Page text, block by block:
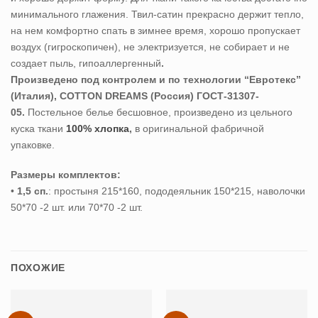
минимального глажения. Твил-сатин прекрасно держит тепло,
на нем комфортно спать в зимнее время, хорошо пропускает
воздух (гигроскопичен), не электризуется, не собирает и не
создает пыль, гипоаллергенный.
Произведено под контролем и по технологии “Евротекс”
(Италия), COTTON DREAMS (Россия) ГОСТ-31307-
05. Постельное белье бесшовное, произведено из цельного
куска ткани 100% хлопка, в оригинальной фабричной
упаковке.
Размеры комплектов:
• 1,5 сп.: простыня 215*160, пододеяльник 150*215, наволочки
50*70 -2 шт. или 70*70 -2 шт.
ПОХОЖИЕ